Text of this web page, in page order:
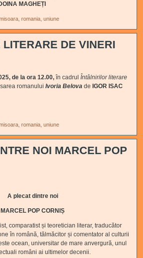
MAGHEȚI
romania uniune
DE VINERI
de la ora 12.00,în cadrulÎntâlnirilor literare
romanuluiIvoria Belova de IGOR ISAC
romania uniune
NOI MARCEL POP
A plecat dintre noi
MARCEL POP CORNIȘ
și teoretician literar, traducător
în română, tălmăcitor și comentator al culturii
ocean, universitar de mare anvergură, unul
români ai ultimelor decenii.